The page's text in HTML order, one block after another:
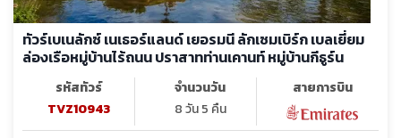
ทัวร์เบเนลักซ์ เนเธอร์แลนด์ เยอรมนี ลักเซมเบิร์ก เบลเยี่ยม
ล่องเรือหมู่บ้านไร้ถนน ปราสาทท่านเคานท์ หมู่บ้านกีธูร์น
รหัสทัวร์
TVZ10943
จำนวนวัน
8 วัน 5 คืน
สายการบิน